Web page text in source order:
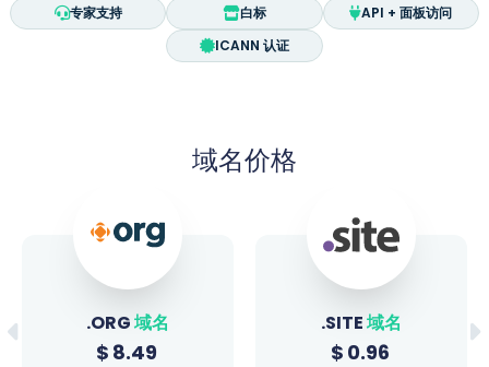
专家支持
白标
API + 面板访问
ICANN 认证
域名价格
.ORG域名
$ 8.49
.SITE域名
$ 0.96